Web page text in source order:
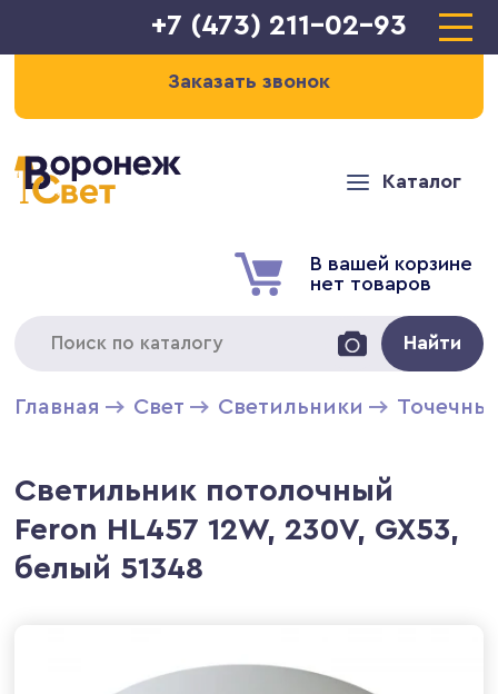
+7 (473) 211-02-93
Заказать звонок
Каталог
В вашей корзине
нет товаров
Найти
Главная Свет Светильники
Светильник потолочный
Feron HL457 12W, 230V, GX53,
белый 51348